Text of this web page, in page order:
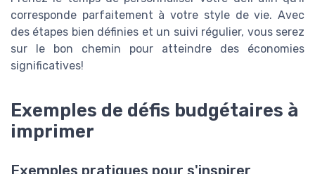
corresponde parfaitement à votre style de vie. Avec
des étapes bien définies et un suivi régulier, vous serez
sur le bon chemin pour atteindre des économies
significatives!
Exemples de défis budgétaires à
imprimer
Exemples pratiques pour s'inspirer